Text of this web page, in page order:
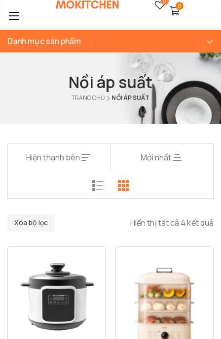
0
Danh mục sản phẩm
Nồi áp suất
TRANG CHỦ NỒI ÁP SUẤT
Hiện thanh bên Mới nhất
Xóa bộ lọc Hiển thị tất cả 4 kết quả